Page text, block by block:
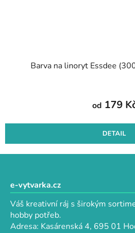
Barva na linoryt Essdee
od 179
DETAIL
e-vytvarka.cz
Váš kreativní ráj s širokým
hobby potřeb.
Adresa: Kasárenská 4, 695 01